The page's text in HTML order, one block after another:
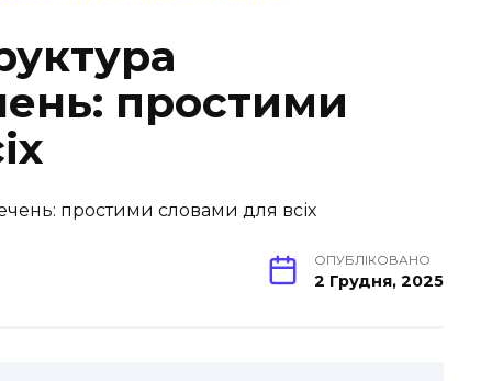
простими
ОПУБЛІКОВАНО
2 Грудня, 2025